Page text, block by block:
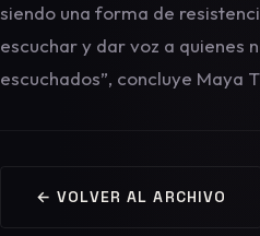
siendo una forma de
escuchar y dar voz a quienes
escuchados”, concluye Maya
← VOLVER AL ARCHIVO